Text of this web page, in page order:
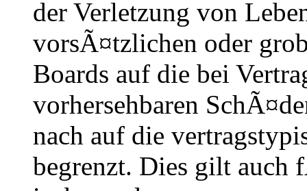
der Verletzung von
vorsÃ¤tzlichen oder
Boards auf die bei
vorhersehbaren
nach auf die
begrenzt. Dies gilt auch